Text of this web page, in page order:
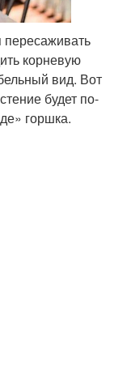
пересаживать
корневую
вид. Вот
будет по-
горшка.